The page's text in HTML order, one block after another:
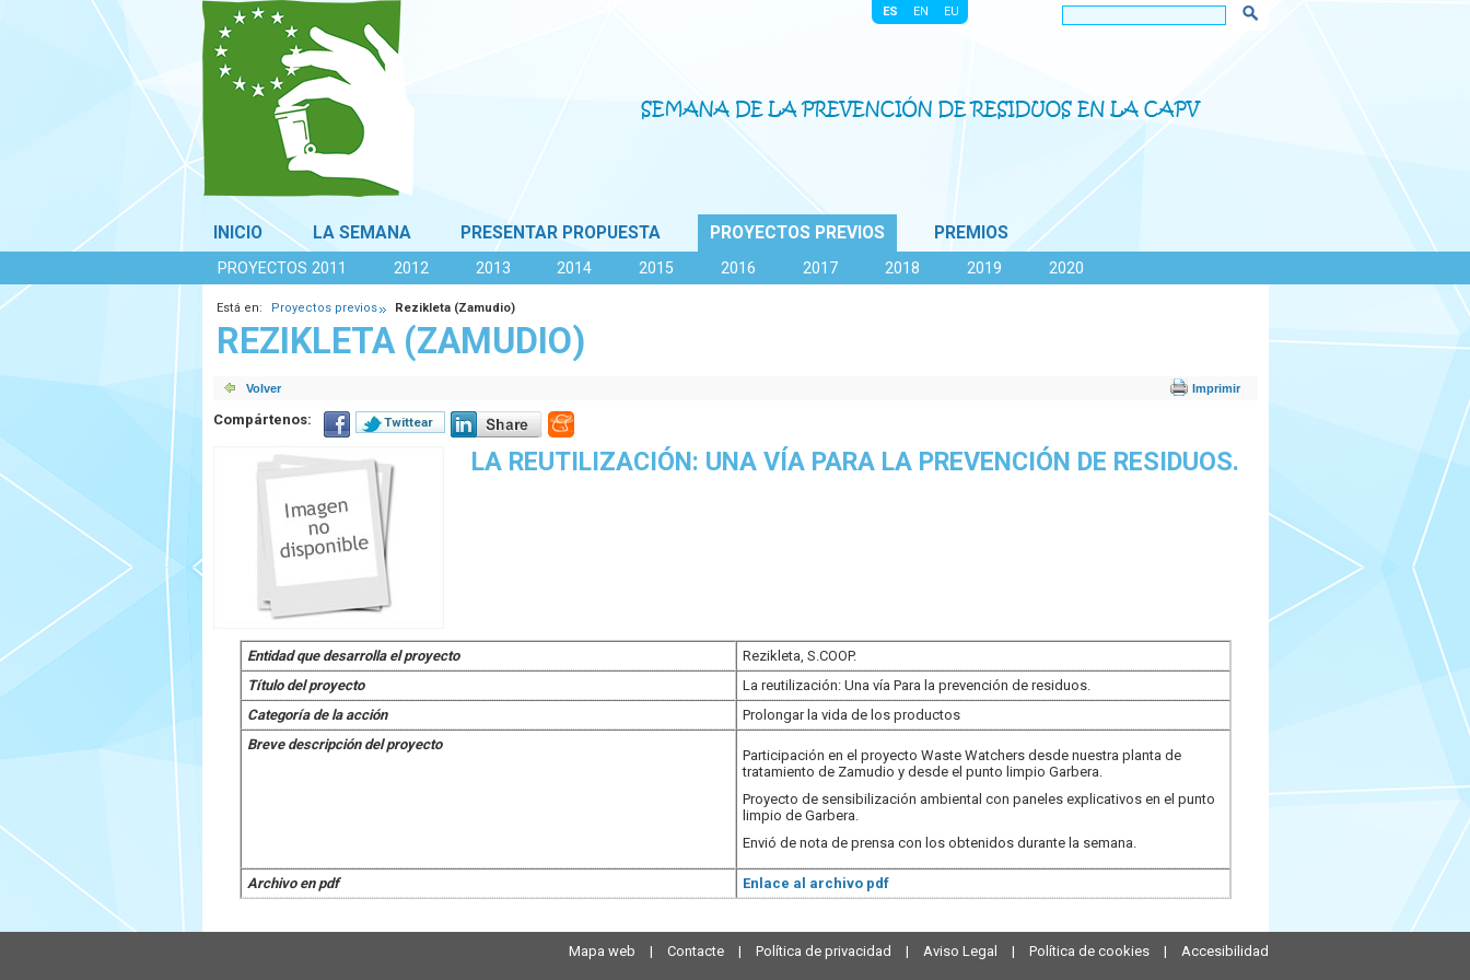
INICIO LA SEMANA PRESENTAR PROPUESTA PROYECTOS PREVIOS PREMIOS
PROYECTOS 2011 2012 2013 2014 2015 2016 2017 2018 2019 2020
Está en: Proyectos previos Rezikleta (Zamudio)
REZIKLETA (ZAMUDIO)
Compártenos: Twittear
LA REUTILIZACIÓN: UNA VÍA PARA LA PREVENCIÓN DE RESIDUOS.
Entidad que desarrolla el proyecto
Rezikleta, S.COOP.
Título del proyecto
La reutilización: Una vía Para la prevención de residuos.
Categoría de la acción
Prolongar la vida de los productos
Breve descripción del proyecto
Participación en el proyecto Waste Watchers desde nuestra planta de
tratamiento de Zamudio y desde el punto limpio Garbera.
Proyecto de sensibilización ambiental con paneles explicativos en el punto
limpio de Garbera.
Envió de nota de prensa con los obtenidos durante la semana.
Archivo en pdf Enlace al archivo pdf
Mapa web | Contacte | Política de privacidad | Aviso Legal | Política de cookies | Accesibilidad